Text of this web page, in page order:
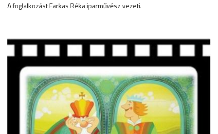
A foglalkozást Farkas Réka iparművész vezeti.